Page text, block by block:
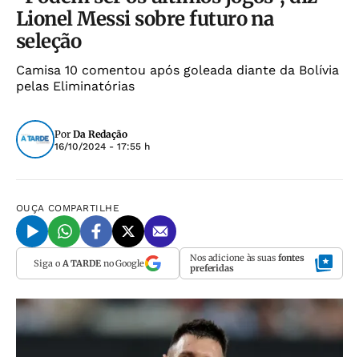
Lionel Messi sobre futuro na
seleção
Camisa 10 comentou após goleada diante da Bolívia
pelas Eliminatórias
Por Da Redação
16/10/2024 - 17:55 h
OUÇA COMPARTILHE
Siga o A TARDEno Google Nos adicione às suas fontes
preferidas